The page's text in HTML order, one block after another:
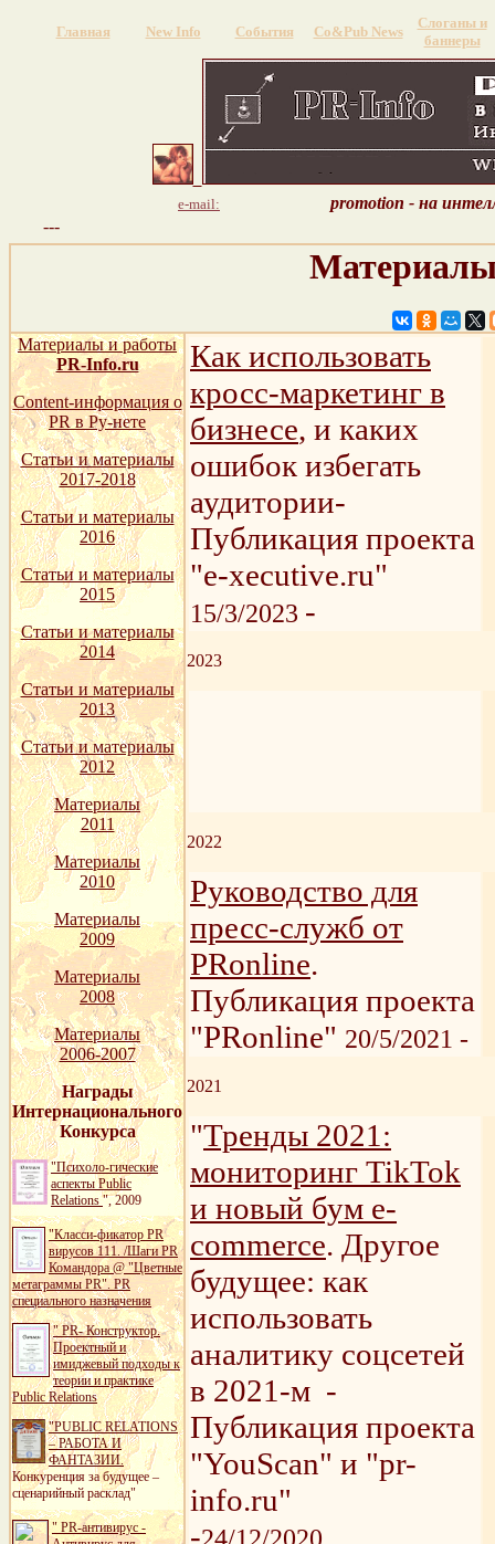
Главная New Info События Со&Pub News
Слоганы и
баннеры
e-mail:
promotion - на
---
Материалы и работы
PR-Info.ru
Content-информация о
PR в Ру-нете
Статьи и материалы
2017-2018
Статьи и материалы
2016
Статьи и материалы
2015
Статьи и материалы
2014
Статьи и материалы
2013
Статьи и материалы
2012
Материалы
2011
Материалы
2010
Материалы
2009
Материалы
2008
Материалы
2006-2007
Награды
Интернационального
Конкурса
"Психоло-гические
аспекты Public
Relations", 2009
"Класси-фикатор PR
вирусов 111. /Шаги PR
Командора @"Цветные
метаграммы PR". PR
специального назначения
" PR- Конструктор.
Проектный и
имиджевый подходы к
теории и практике
Public Relations
"PUBLIC RELATIONS
– РАБОТА И
ФАНТАЗИИ.
Конкуренция за будущее –
сценарийный расклад"
" PR-антивирус -
Как использовать
кросс-маркетинг в
бизнесе, и каких
ошибок избегать
аудитории-
Публикация проекта
"e-xecutive.ru"
15/3/2023 -
2023
2022
Руководство для
пресс-служб от
PRonline.
Публикация проекта
"PRonline" 20/5/2021 -
2021
"Тренды 2021:
мониторинг TikTok
и новый бум e-
commerce. Другое
будущее: как
использовать
аналитику соцсетей
в 2021-м -
Публикация проекта
"YouScan" и "pr-
info.ru"
-